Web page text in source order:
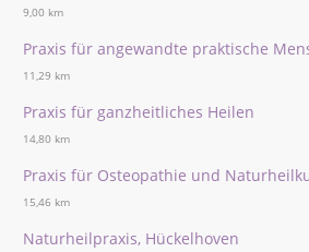
9,00 km
Praxis für angewandte praktische
11,29 km
Praxis für ganzheitliches Heilen
14,80 km
Praxis für Osteopathie und
15,46 km
Naturheilpraxis, Hückelhoven